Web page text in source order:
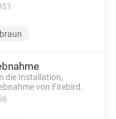
die Installation,
von Firebird.